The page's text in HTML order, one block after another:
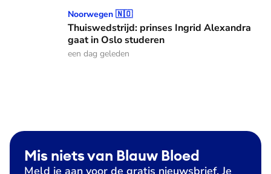
Thuiswedstrijd: prinses Ingrid Alexandra gaat in Oslo
Noorwegen 🇳🇴
Thuiswedstrijd: prinses Ingrid Alexandra
gaat in Oslo studeren
een dag geleden
Mis niets van Blauw Bloed
Meld je aan voor de gratis nieuwsbrief. Je